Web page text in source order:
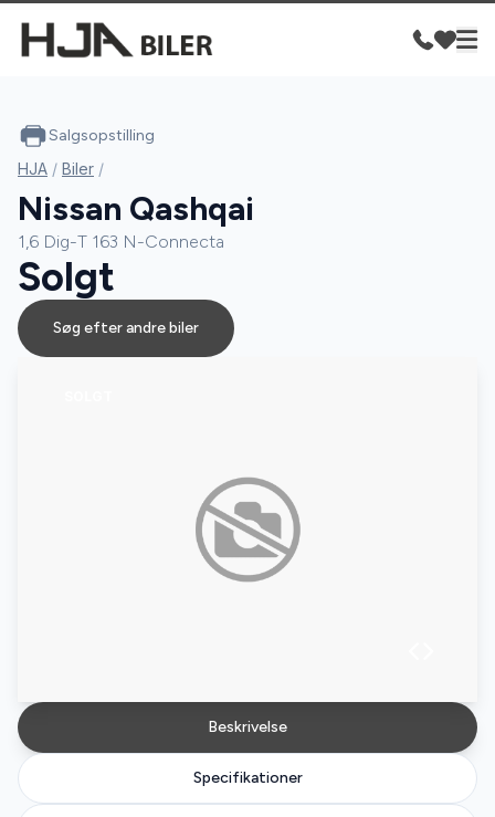
Specifikationer
Beskrivelse
Salgsopstilling
HJA / Biler /
Nissan Qashqai
1,6 Dig-T 163 N-Connecta
Solgt
Søg efter andre biler